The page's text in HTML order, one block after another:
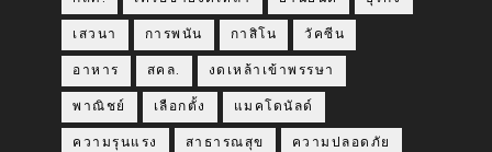
เสวนา การพนัน กาสิโน วัคซีน
อาหาร สคล. งดเหล้าเข้าพรรษา
พาณิชย์ เลือกตั้ง แมคโดนัลด์
ความรุนแรง สาธารณสุข ความปลอดภัย